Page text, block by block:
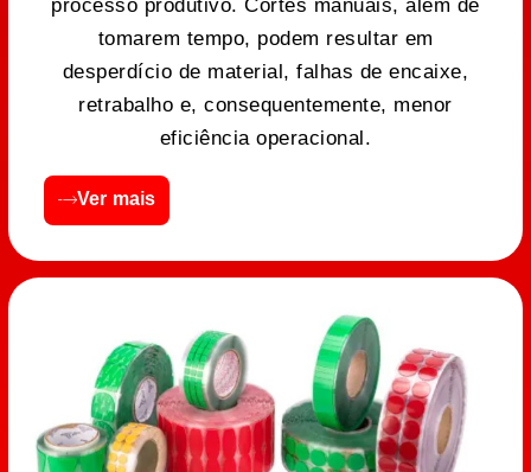
processo produtivo. Cortes manuais, além de
tomarem tempo, podem resultar em
desperdício de material, falhas de encaixe,
retrabalho e, consequentemente, menor
eficiência operacional.
Ver mais